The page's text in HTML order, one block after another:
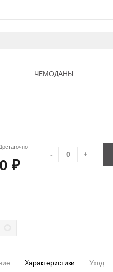
ЧЕМОДАНЫ
₽
- +
Характеристики Уход